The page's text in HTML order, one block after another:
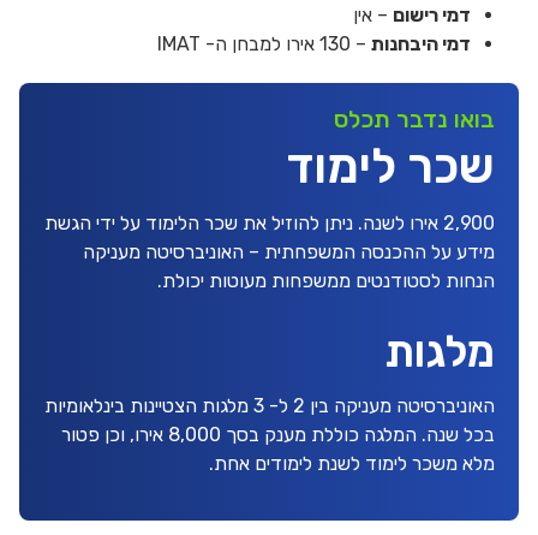
דמי רישום – אין
דמי היבחנות – 130 אירו למבחן ה- IMAT
בואו נדבר תכלס
שכר לימוד
2,900 אירו לשנה. ניתן להוזיל את שכר הלימוד על ידי הגשת
מידע על ההכנסה המשפחתית – האוניברסיטה מעניקה
הנחות לסטודנטים ממשפחות מעוטות יכולת.
מלגות
האוניברסיטה מעניקה בין 2 ל- 3 מלגות הצטיינות בינלאומיות
בכל שנה. המלגה כוללת מענק בסך 8,000 אירו, וכן פטור
מלא משכר לימוד לשנת לימודים אחת.